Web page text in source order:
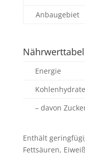
Anbaugebiet
Energie
Kohlenhydrate
– davon
Enthält
Fettsäuren,